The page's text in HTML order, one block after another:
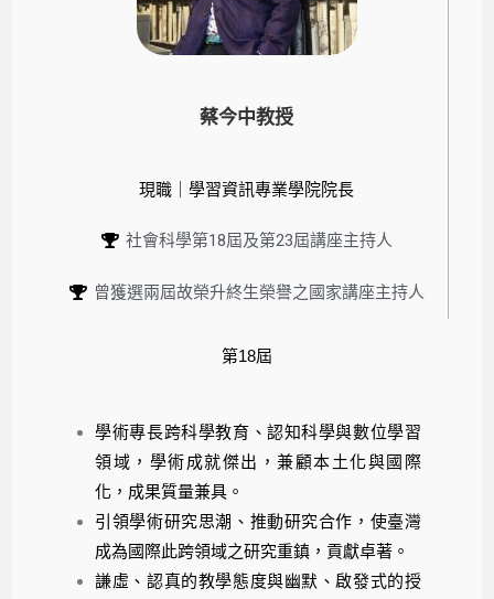
蔡今中教授
現職｜學習資訊專業學院院長
社會科學第18屆及第23屆講座主持人
曾獲選兩屆故榮升終生榮譽之國家講座主持人
第18屆
學術專長跨科學教育、認知科學與數位學習
領域，學術成就傑出，兼顧本土化與國際
化，成果質量兼具。
引領學術研究思潮、推動研究合作，使臺灣
成為國際此跨領域之研究重鎮，貢獻卓著。
謙虛、認真的教學態度與幽默、啟發式的授